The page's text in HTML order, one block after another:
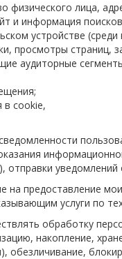
физического лица,
и информация
устройстве
просмотры страниц,
аудиторные
в cookie,
отправки
на предоставление
услуги по
обработку
накопление,
обезличивание,